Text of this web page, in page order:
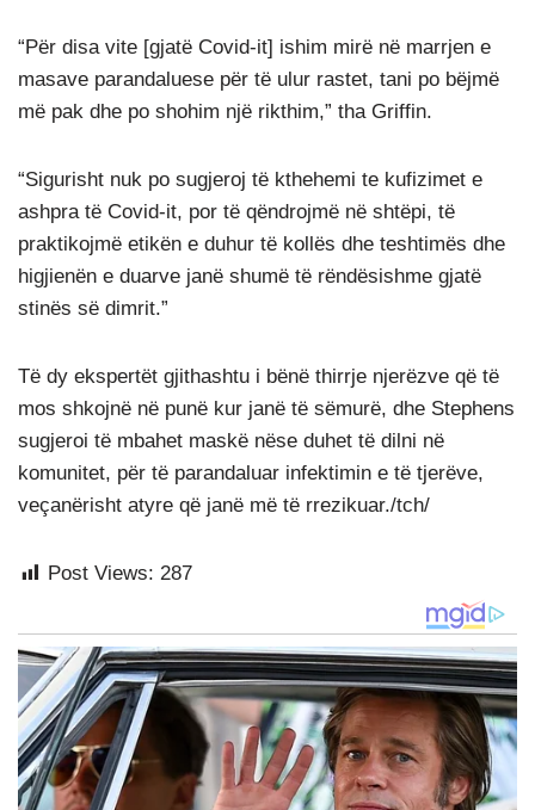
“Për disa vite [gjatë Covid-it] ishim mirë në marrjen e
masave parandaluese për të ulur rastet, tani po bëjmë
më pak dhe po shohim një rikthim,” tha Griffin.
“Sigurisht nuk po sugjeroj të kthehemi te kufizimet e
ashpra të Covid-it, por të qëndrojmë në shtëpi, të
praktikojmë etikën e duhur të kollës dhe teshtimës dhe
higjienën e duarve janë shumë të rëndësishme gjatë
stinës së dimrit.”
Të dy ekspertët gjithashtu i bënë thirrje njerëzve që të
mos shkojnë në punë kur janë të sëmurë, dhe Stephens
sugjeroi të mbahet maskë nëse duhet të dilni në
komunitet, për të parandaluar infektimin e të tjerëve,
veçanërisht atyre që janë më të rrezikuar./tch/
Post Views: 287